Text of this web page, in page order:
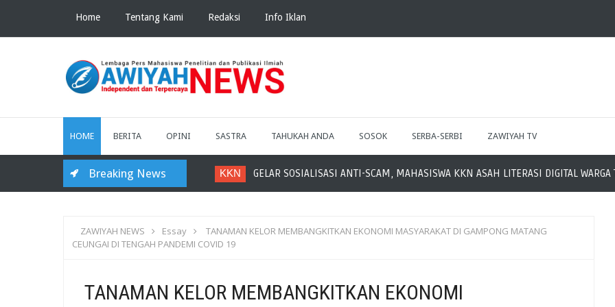
Home Tentang Kami Redaksi Info Iklan
HOME BERITA OPINI SASTRA TAHUKAH ANDA SOSOK SERBA-SERBI ZAWIYAH TV
Breaking News KKN GELAR SOSIALISASI ANTI-SCAM, MAHASISWA KKN ASAH LITERASI DIGITAL WARGA
ZAWIYAH NEWS Essay
TANAMAN KELOR MEMBANGKITKAN EKONOMI MASYARAKAT DI GAMPONG MATANG
CEUNGAI DI TENGAH PANDEMI COVID 19
TANAMAN KELOR MEMBANGKITKAN EKONOMI